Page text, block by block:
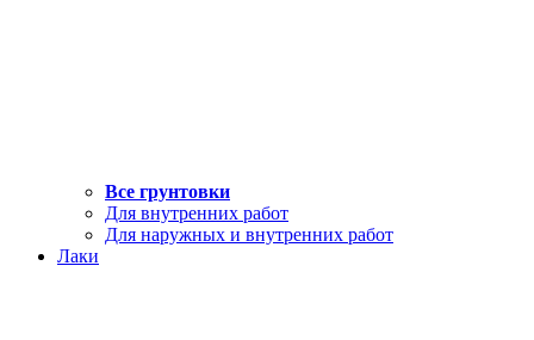
Все грунтовки
Для внутренних работ
Для наружных и внутренних работ
Лаки